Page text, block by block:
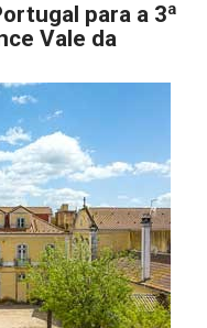
para a 3ª
Vale da